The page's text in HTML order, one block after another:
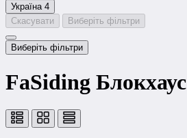
Україна 4
Скасувати
Виберіть фільтри
Виберіть фільтри
FaSiding Блокхаус